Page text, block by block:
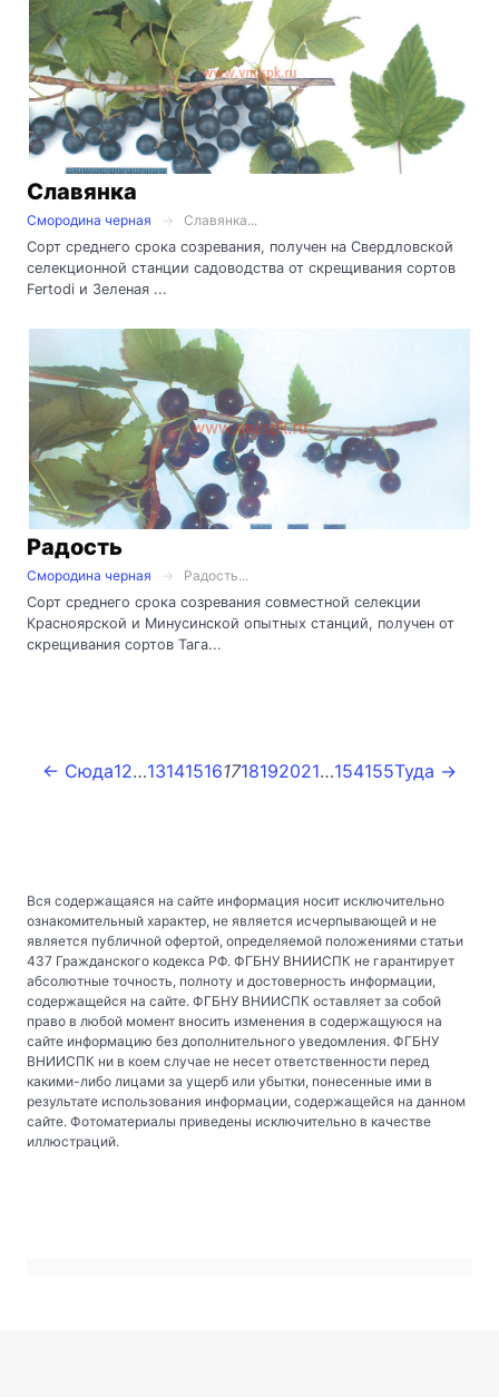
Славянка
Смородина черная
Славянка...
Сорт среднего срока созревания, получен на Свердловской
селекционной станции садоводства от скрещивания сортов
Fertodi и Зеленая ...
Радость
Смородина черная
Радость...
Сорт среднего срока созревания совместной селекции
Красноярской и Минусинской опытных станций, получен от
скрещивания сортов Тага...
← Сюда12…131415161718192021…154155Туда →
Вся содержащаяся на сайте информация носит исключительно
ознакомительный характер, не является исчерпывающей и не
является публичной офертой, определяемой положениями статьи
437 Гражданского кодекса РФ. ФГБНУ ВНИИСПК не гарантирует
абсолютные точность, полноту и достоверность информации,
содержащейся на сайте. ФГБНУ ВНИИСПК оставляет за собой
право в любой момент вносить изменения в содержащуюся на
сайте информацию без дополнительного уведомления. ФГБНУ
ВНИИСПК ни в коем случае не несет ответственности перед
какими-либо лицами за ущерб или убытки, понесенные ими в
результате использования информации, содержащейся на данном
сайте. Фотоматериалы приведены исключительно в качестве
иллюстраций.